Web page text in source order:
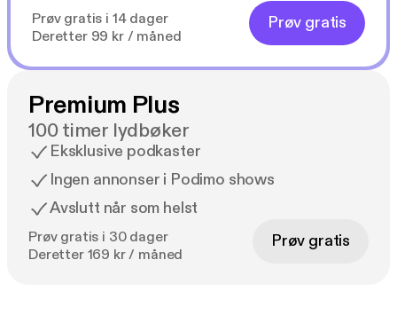
Prøv gratis i 14 dager
Deretter 99 kr / måned
Prøv gratis
Premium Plus
100 timer lydbøker
Eksklusive podkaster
Ingen annonser i Podimo shows
Avslutt når som helst
Prøv gratis i 30 dager
Deretter 169 kr / måned
Prøv gratis